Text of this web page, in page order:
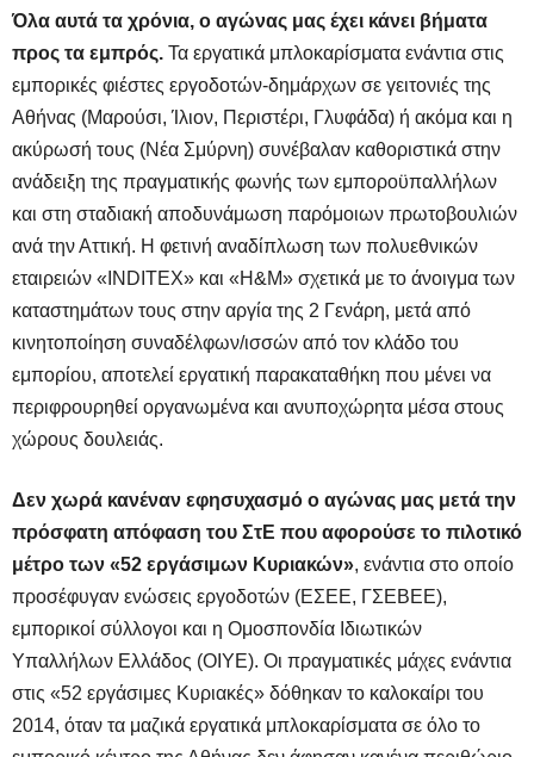
Όλα αυτά τα χρόνια, ο αγώνας μας έχει κάνει βήματα
προς τα εμπρός. Τα εργατικά μπλοκαρίσματα ενάντια στις
εμπορικές φιέστες εργοδοτών-δημάρχων σε γειτονιές της
Αθήνας (Μαρούσι, Ίλιον, Περιστέρι, Γλυφάδα) ή ακόμα και η
ακύρωσή τους (Νέα Σμύρνη) συνέβαλαν καθοριστικά στην
ανάδειξη της πραγματικής φωνής των εμποροϋπαλλήλων
και στη σταδιακή αποδυνάμωση παρόμοιων πρωτοβουλιών
ανά την Αττική. Η φετινή αναδίπλωση των πολυεθνικών
εταιρειών «INDITEX» και «H&M» σχετικά με το άνοιγμα των
καταστημάτων τους στην αργία της 2 Γενάρη, μετά από
κινητοποίηση συναδέλφων/ισσών από τον κλάδο του
εμπορίου, αποτελεί εργατική παρακαταθήκη που μένει να
περιφρουρηθεί οργανωμένα και ανυποχώρητα μέσα στους
χώρους δουλειάς.
Δεν χωρά κανέναν εφησυχασμό ο αγώνας μας μετά την
πρόσφατη απόφαση του ΣτΕ που αφορούσε το πιλοτικό
μέτρο των «52 εργάσιμων Κυριακών», ενάντια στο οποίο
προσέφυγαν ενώσεις εργοδοτών (ΕΣΕΕ, ΓΣΕΒΕΕ),
εμπορικοί σύλλογοι και η Ομοσπονδία Ιδιωτικών
Υπαλλήλων Ελλάδος (ΟΙΥΕ). Οι πραγματικές μάχες ενάντια
στις «52 εργάσιμες Κυριακές» δόθηκαν το καλοκαίρι του
2014, όταν τα μαζικά εργατικά μπλοκαρίσματα σε όλο το